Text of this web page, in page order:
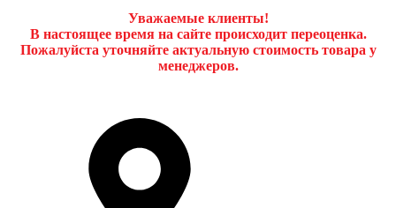
Уважаемые клиенты!
В настоящее время на сайте происходит переоценка.
Пожалуйста уточняйте актуальную стоимость товара у
менеджеров.